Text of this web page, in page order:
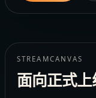
STREAMCANVAS
面向正式上